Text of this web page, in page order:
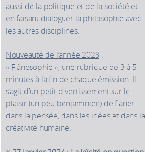
aussi de la politique et de la société et
en faisant dialoguer la philosophie avec
les autres disciplines.
Nouveauté de l’année 2023 :
« Flânosophie », une rubrique de 3 à 5
minutes à la fin de chaque émission. Il
s’agit d’un petit divertissement sur le
plaisir (un peu benjaminien) de flâner
dans la pensée, dans les idées et dans la
créativité humaine.